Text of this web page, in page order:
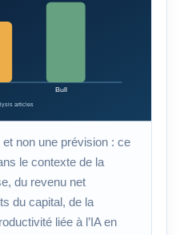
non une prévision : ce
le contexte de la
du revenu net
du capital, de la
liée à l’IA en